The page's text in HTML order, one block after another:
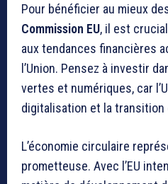
Pour bénéficier au mieux
Commission EU, il est
aux tendances financières
l’Union. Pensez à investir
vertes et numériques, car
digitalisation et la transition
L’économie circulaire
prometteuse. Avec l’EU